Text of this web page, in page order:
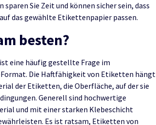
sparen Sie Zeit und können sicher sein, dass
das gewählte Etikettenpapier passen.
besten?
eine häufig gestellte Frage im
Die Haftfähigkeit von Etiketten hängt
der Etiketten, die Oberfläche, auf der sie
Generell sind hochwertige
und mit einer starken Klebeschicht
Es ist ratsam, Etiketten von